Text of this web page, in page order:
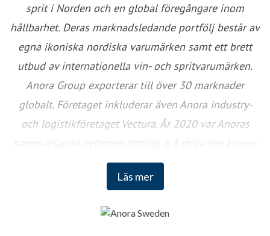
sprit i Norden och en global föregångare inom
hållbarhet. Deras marknadsledande portfölj består av
egna ikoniska nordiska varumärken samt ett brett
utbud av internationella vin- och spritvarumärken.
Anora Group exporterar till över 30 marknader
globalt. Företaget inkluderar även Anora industry-
och logistikföretaget Vectura. År 2020 var Anoras
sammanlagda nettoomsättning 6,4 miljarder kronor
och företaget sysselsätter cirka 1100 anställda. Anora
Groups aktier är noterade på Nasdaq Helsinki och
Läs mer